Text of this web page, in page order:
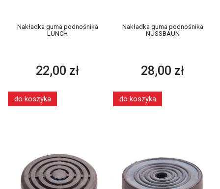
Nakładka guma podnośnika
LUNCH
22,00 zł
do koszyka
Nakładka guma podnośnika
NUSSBAUN
28,00 zł
do koszyka